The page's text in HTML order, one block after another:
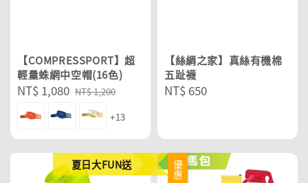
【COMPRESSPORT】超
輕量蛛網中空帽(16色)
Sale
price
NT$ 1,080 Regular
price
NT$ 1,200
+13
【絲綢之家】真絲有機棉
五趾襪
Regular
NT$ 650
夏日大FUN送 優惠